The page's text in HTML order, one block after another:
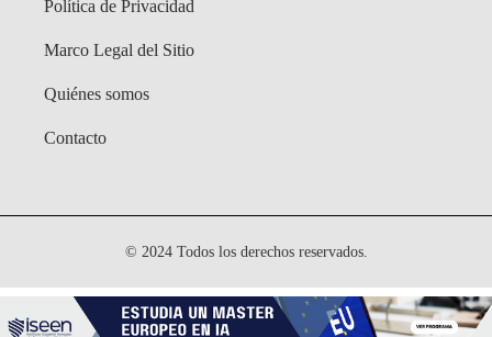
Política de Privacidad
Marco Legal del Sitio
Quiénes somos
Contacto
© 2024 Todos los derechos reservados.